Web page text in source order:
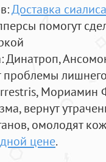
Доставка
помогут
: Динатроп,
проблемы
Мориамин
вернут
омолодят
цене.